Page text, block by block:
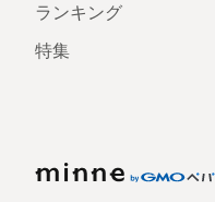
ランキング
特集